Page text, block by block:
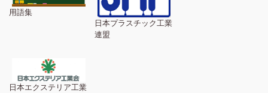
用語集
日本プラスチック工業
連盟
日本エクステリア工業